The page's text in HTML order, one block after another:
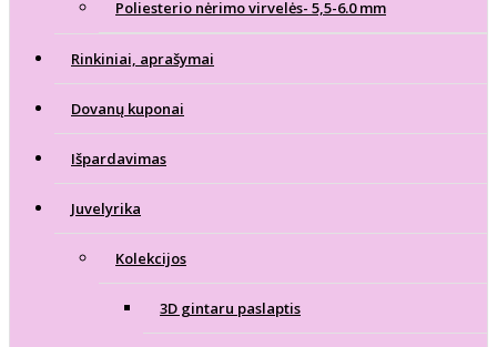
Poliesterio nėrimo virvelės- 5,5-6.0 mm
Rinkiniai, aprašymai
Dovanų kuponai
Išpardavimas
Juvelyrika
Kolekcijos
3D gintaru paslaptis